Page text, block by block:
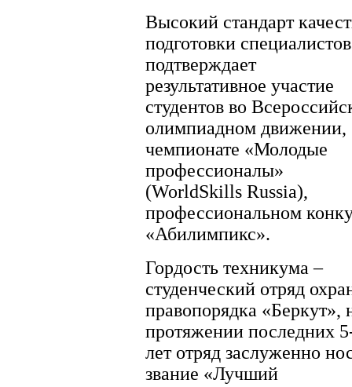
Высокий стандарт
подготовки специалистов
подтверждает
результативное участие
студентов во
олимпиадном движении,
чемпионате «Молодые
профессионалы»
(WorldSkills Russia),
профессиональном
«Абилимпикс».
Гордость техникума –
студенческий отряд
правопорядка «Беркут»,
протяжении последних
лет отряд заслуженно
звание «Лучший